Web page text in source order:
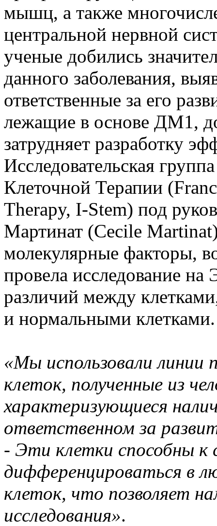
мышц, а также
центральной нервной
ученые добились
данного заболевания,
ответственные за его
лежащие в основе ДМ1,
затрудняет разработку
Исследовательская
Клеточной Терапии
Therapy, I-Stem) под
Мартинат (Cecile
молекулярные факторы,
провела исследование
различий между
и нормальными клетками.
«Мы использовали
клеток, полученные из
характеризующиеся
ответственном за
- Эти клетки способны к
дифференцироваться в
клеток, что позволяет
исследования».